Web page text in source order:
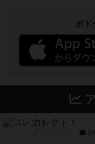
ボド
コレクト！
1